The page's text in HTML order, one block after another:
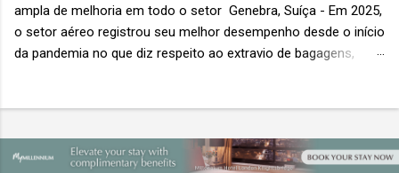
ampla de melhoria em todo o setor Genebra, Suíça - Em 2025,
o setor aéreo registrou seu melhor desempenho desde o início
da pandemia no que diz respeito ao extravio de bagagens,
“Baggage IT Insights” de 2026 da SITA, a 20ª edição anual
desse importante estudo de referência à indústria. (© SITA)